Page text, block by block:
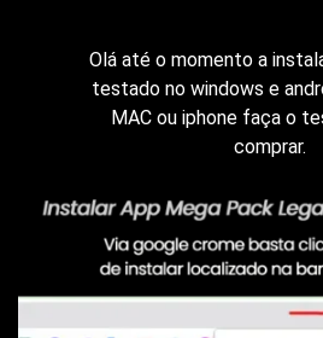
Olá até o momento a
testado no windows e
MAC ou iphone faça o
comprar.